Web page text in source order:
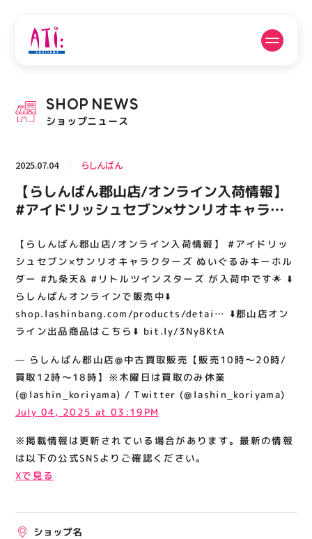
PICK UP NEWS
ピックアップニュース
フロアガイド 営業時間
ACCESS
アクセス・駐車場
RECRUIT
スタッフ募集
関連情報
お問い合わせ
プライバシーポリシー
サイトポリシー
運営会社
出店をご検討の方へ
催事出店募集
SHOP NEWS
ショップニュース
2025.07.04 らしんばん
【らしんばん郡山店/オンライン入荷情報】
#アイドリッシュセブン×サンリオキャラク
リトルツインスターズ が入荷中です🌟 ⬇️らし
んばんオンラインで販売中⬇️
shop.lashinbang.com/products/detai… ⬇️
郡山店オンライン出品商品はこちら⬇️
bit.ly/3Ny8KtA
【らしんばん郡山店/オンライン入荷情報】 #アイドリッ
シュセブン×サンリオキャラクターズ ぬいぐるみキーホル
ダー #九条天& #リトルツインスターズ が入荷中です🌟 ⬇️
らしんばんオンラインで販売中⬇️
shop.lashinbang.com/products/detai… ⬇️郡山店オン
ライン出品商品はこちら⬇️ bit.ly/3Ny8KtA
— らしんばん郡山店@中古買取販売【販売10時～20時/
買取12時～18時】※木曜日は買取のみ休業
(@lashin_koriyama) / Twitter (@lashin_koriyama)
July 04, 2025 at 03:19PM
※掲載情報は更新されている場合があります。最新の情報
は以下の公式SNSよりご確認ください。
Xで見る
ショップ名